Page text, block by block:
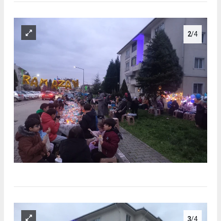
2/4
3/4